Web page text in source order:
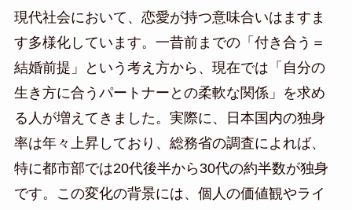
現代社会において、恋愛が持つ意味合いはますま
す多様化しています。一昔前までの「付き合う＝
結婚前提」という考え方から、現在では「自分の
生き方に合うパートナーとの柔軟な関係」を求め
る人が増えてきました。実際に、日本国内の独身
率は年々上昇しており、総務省の調査によれば、
特に都市部では20代後半から30代の約半数が独身
です。この変化の背景には、個人の価値観やライ